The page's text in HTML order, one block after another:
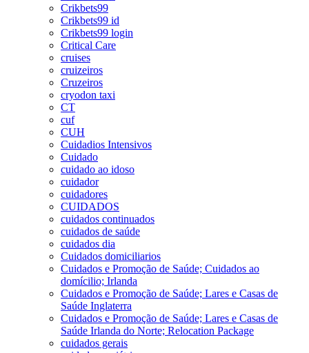
Crikbets99
Crikbets99 id
Crikbets99 login
Critical Care
cruises
cruizeiros
Cruzeiros
cryodon taxi
CT
cuf
CUH
Cuidadios Intensivos
Cuidado
cuidado ao idoso
cuidador
cuidadores
CUIDADOS
cuidados continuados
cuidados de saúde
cuidados dia
Cuidados domiciliarios
Cuidados e Promoção de Saúde; Cuidados ao
domícilio; Irlanda
Cuidados e Promoção de Saúde; Lares e Casas de
Saúde Inglaterra
Cuidados e Promoção de Saúde; Lares e Casas de
Saúde Irlanda do Norte; Relocation Package
cuidados gerais